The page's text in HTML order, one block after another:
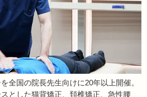
全国の院長先生向けに20年以上開催。
とした猫背矯正、頚椎矯正、急性腰